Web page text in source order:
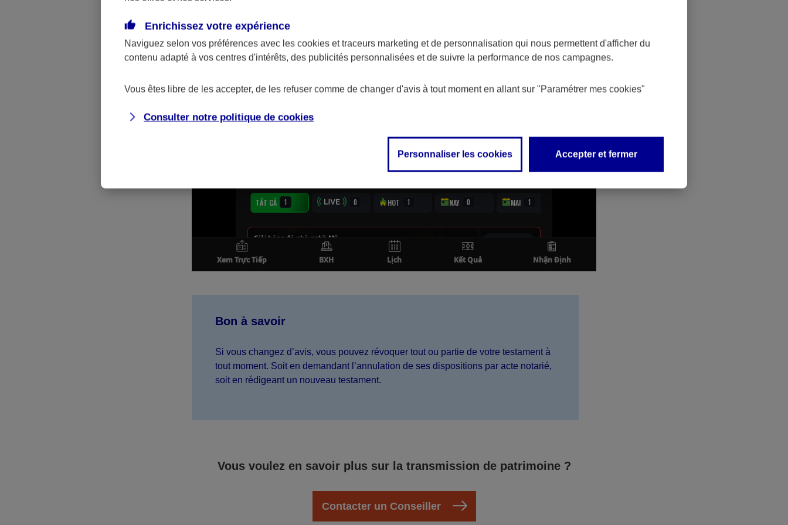
dactylographié, daté et signé par le testateur qui doit déclarer devant deux
témoins et le notaire qui s'agit de son testament et qu'il connait le contenu.
Bon à savoir
Si vous changez d’avis, vous pouvez révoquer tout ou partie de votre testament à
tout moment. Soit en demandant l’annulation de ses dispositions par acte notarié,
soit en rédigeant un nouveau testament.
Vous voulez en savoir plus sur la transmission de patrimoine ?
Contacter un Conseiller
Enrichissez votre expérience
Naviguez selon vos préférences avec les cookies et traceurs marketing et de personnalisation qui nous permettent d'afficher du
contenu adapté à vos centres d'intérêts, des publicités personnalisées et de suivre la performance de nos campagnes.
Vous êtes libre de les accepter, de les refuser comme de changer d'avis à tout moment en allant sur "Paramétrer mes cookies"
Consulter notre politique de cookies
Personnaliser les cookies Accepter et fermer